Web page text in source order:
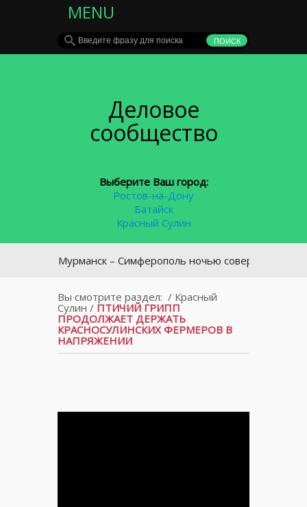
MENU
Деловое
сообщество
Выберите Ваш город:
Ростов-на-Дону
Батайск
Красный Сулин
Мурманск – Симферополь ночью совершил экстренную
Вы смотрите раздел: / Красный
Сулин / ПТИЧИЙ ГРИПП
ПРОДОЛЖАЕТ ДЕРЖАТЬ
КРАСНОСУЛИНСКИХ ФЕРМЕРОВ В
НАПРЯЖЕНИИ